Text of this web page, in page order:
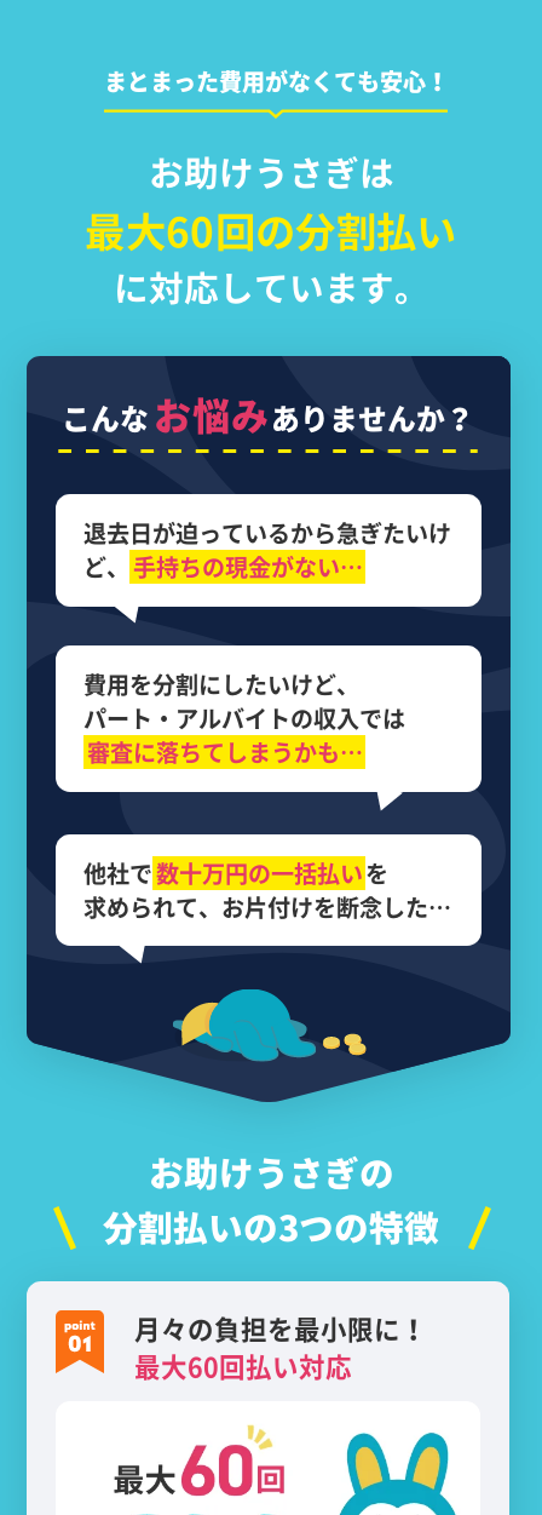
まとまった費用がなくても安心！
お助けうさぎは
最大60回の分割払い
に対応しています。
こんなお悩みありませんか？
退去日が迫っているから急ぎたいけ
ど、 手持ちの現金がない…
費用を分割にしたいけど、
パート・アルバイトの収入では
審査に落ちてしまうかも…
他社で数十万円の一括払いを
求められて、 お片付けを断念した…
お助けうさぎの
分割払いの3つの特徴
月々の負担を最小限に！
最大60回払い対応